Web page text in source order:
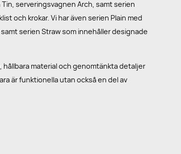
serveringsvagnen Arch, samt serien
och krokar. Vi har även serien Plain med
serien Straw som innehåller designade
hållbara material och genomtänkta detaljer
är funktionella utan också en del av